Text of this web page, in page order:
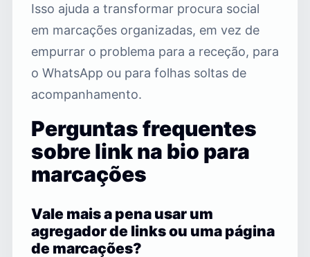
Isso ajuda a transformar procura social
em marcações organizadas, em vez de
empurrar o problema para a receção, para
o WhatsApp ou para folhas soltas de
acompanhamento.
Perguntas frequentes
sobre link na bio para
marcações
Vale mais a pena usar um
agregador de links ou uma página
de marcações?